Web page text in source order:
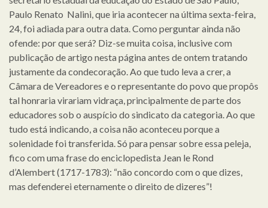
Paulo Renato Nalini, que iria acontecer na última sexta-feira,
24, foi adiada para outra data. Como perguntar ainda não
ofende: por que será? Diz-se muita coisa, inclusive com
publicação de artigo nesta página antes de ontem tratando
justamente da condecoração. Ao que tudo leva a crer, a
Câmara de Vereadores e o representante do povo que propôs
tal honraria virariam vidraça, principalmente de parte dos
educadores sob o auspício do sindicato da categoria. Ao que
tudo está indicando, a coisa não aconteceu porque a
solenidade foi transferida. Só para pensar sobre essa peleja,
fico com uma frase do enciclopedista Jean le Rond
d’Alembert (1717-1783): “não concordo com o que dizes,
mas defenderei eternamente o direito de dizeres”!